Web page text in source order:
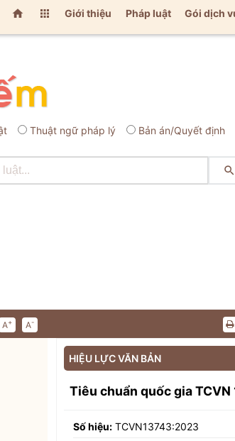
  Giới thiệu Pháp luật Gói dịch
Thuật ngữ pháp lý Bản án/Quyết định

A+ A-
HIỆU LỰC VĂN BẢN
Tiêu chuẩn quốc gia
Số hiệu: TCVN13743:2023